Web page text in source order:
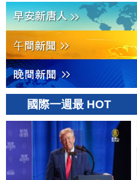
國際一週最 HOT